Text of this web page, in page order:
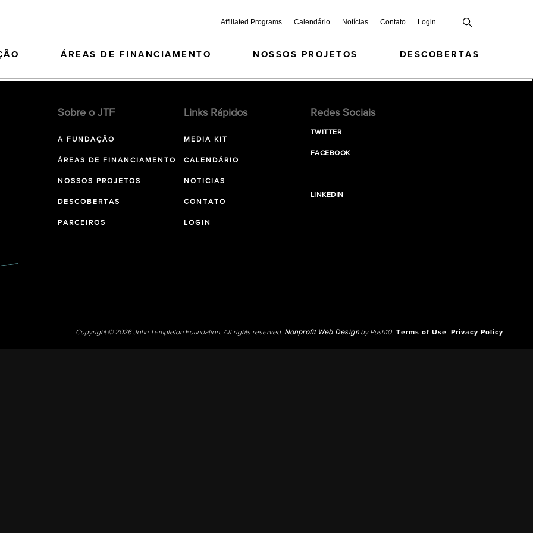
Affiliated Programs Calendário Notícias Contato Login
ÁREAS DE FINANCIAMENTO NOSSOS PROJETOS DESCOBERTAS
Sobre o JTF
A FUNDAÇÃO
ÁREAS DE FINANCIAMENTO
NOSSOS PROJETOS
DESCOBERTAS
PARCEIROS
Links Rápidos
MEDIA KIT
CALENDÁRIO
NOTICIAS
CONTATO
LOGIN
Redes Sociais
TWITTER
FACEBOOK
LINKEDIN
Copyright © 2026 John Templeton Foundation. All rights reserved. Nonprofit Web Designby Push10. Terms of Use Privacy Policy